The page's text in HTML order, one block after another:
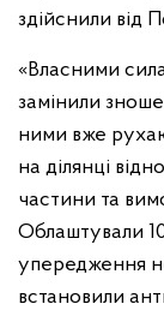
здійснили від
«Власними
замінили
ними вже
на ділянці
частини та
Облаштували
упередження
встановили